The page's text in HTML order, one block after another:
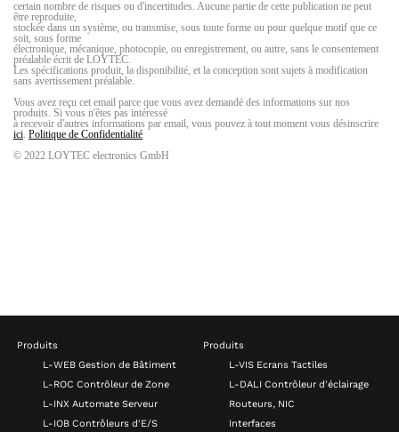
Produits
L-WEB Gestion de Bâtiment
L-ROC Contrôleur de Zone
L-INX Automate Serveur
L-IOB Contrôleurs d'E/S
Produits
L-VIS Ecrans Tactiles
L-DALI Contrôleur d'éclairage
Routeurs, NIC
Interfaces